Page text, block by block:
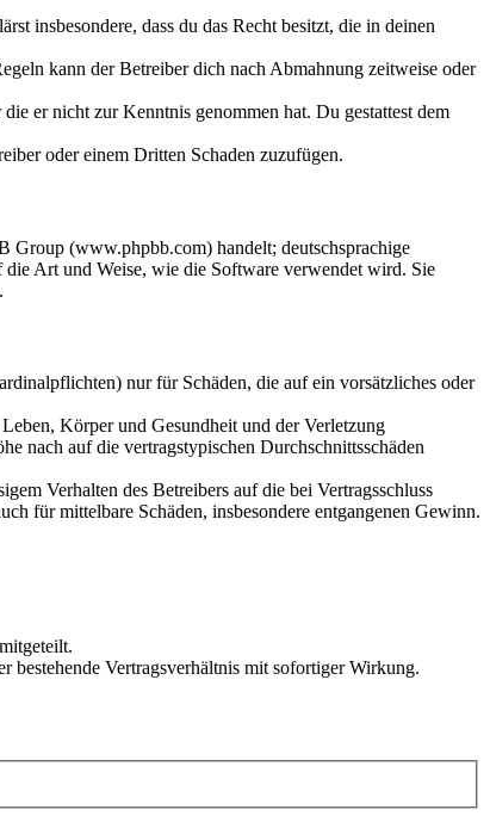
insbesondere, dass du das Recht besitzt, die in deinen
kann der Betreiber dich nach Abmahnung zeitweise oder
er nicht zur Kenntnis genommen hat. Du gestattest dem
oder einem Dritten Schaden zuzufügen.
Group (www.phpbb.com) handelt; deutschsprachige
Art und Weise, wie die Software verwendet wird. Sie
nur für Schäden, die auf ein vorsätzliches oder
Körper und Gesundheit und der Verletzung
nach auf die vertragstypischen Durchschnittsschäden
Verhalten des Betreibers auf die bei Vertragsschluss
für mittelbare Schäden, insbesondere entgangenen Gewinn.
bestehende Vertragsverhältnis mit sofortiger Wirkung.